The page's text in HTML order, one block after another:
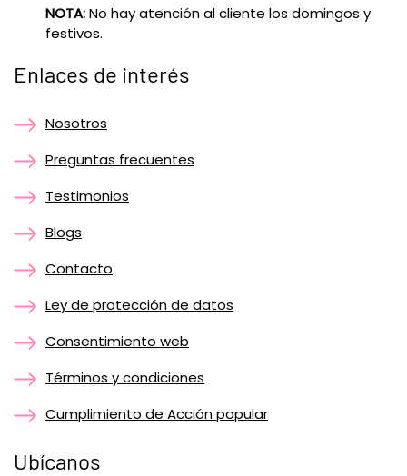
NOTA:No hay atención al cliente los domingos y
festivos.
Enlaces de interés
Nosotros
Preguntas frecuentes
Testimonios
Blogs
Contacto
Ley de protección de datos
Consentimiento web
Términos y condiciones
Cumplimiento de Acción popular
Ubícanos